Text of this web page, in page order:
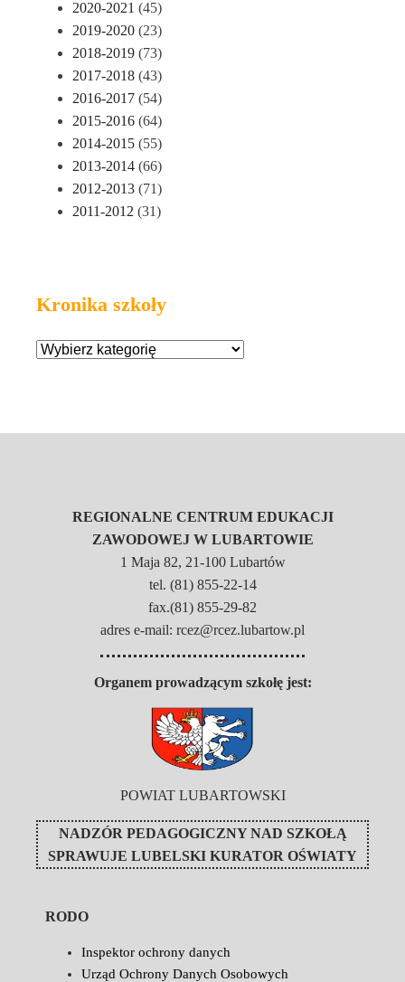
2020-2021 (45)
2019-2020 (23)
2018-2019 (73)
2017-2018 (43)
2016-2017 (54)
2015-2016 (64)
2014-2015 (55)
2013-2014 (66)
2012-2013 (71)
2011-2012 (31)
Kronika szkoły
REGIONALNE CENTRUM EDUKACJI
ZAWODOWEJ W LUBARTOWIE
1 Maja 82, 21-100 Lubartów
tel. (81) 855-22-14
fax.(81) 855-29-82
adres e-mail: rcez@rcez.lubartow.pl
Organem prowadzącym szkołę jest:
POWIAT LUBARTOWSKI
NADZÓR PEDAGOGICZNY NAD SZKOŁĄ
SPRAWUJE LUBELSKI KURATOR OŚWIATY
RODO
Inspektor ochrony danych
Urząd Ochrony Danych Osobowych